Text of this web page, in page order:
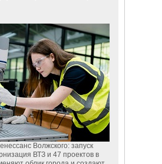
Волжского: запуск
ВТЗ и 47 проектов в